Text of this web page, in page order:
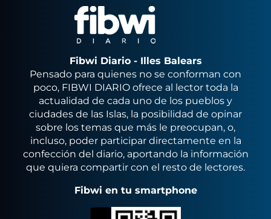
Fibwi Diario - Illes Balears
Pensado para quienes no se conforman con
poco, FIBWI DIARIO ofrece al lector toda la
actualidad de cada uno de los pueblos y
ciudades de las Islas, la posibilidad de opinar
sobre los temas que más le preocupan, o,
incluso, poder participar directamente en la
confección del diario, aportando la información
que quiera compartir con el resto de lectores.
Fibwi en tu smartphone